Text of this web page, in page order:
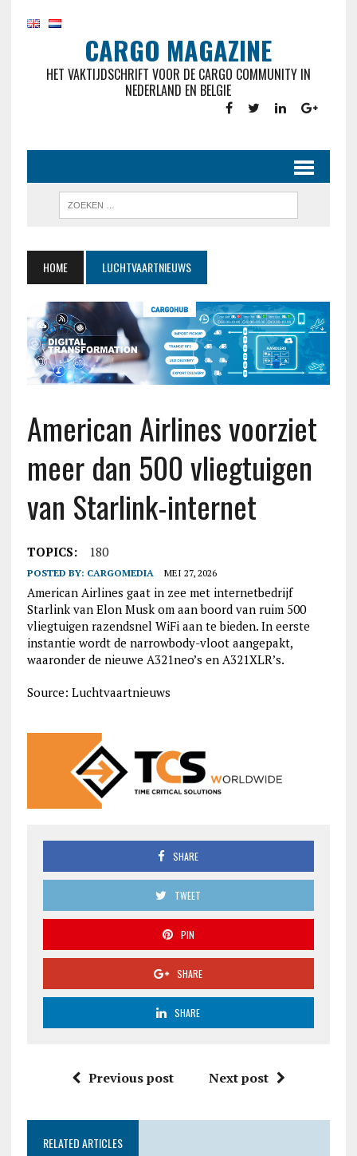
CARGO MAGAZINE
HET VAKTIJDSCHRIFT VOOR DE CARGO COMMUNITY IN
NEDERLAND EN BELGIE
HOME LUCHTVAARTNIEUWS
American Airlines voorziet
meer dan 500 vliegtuigen
van Starlink-internet
TOPICS: 180
POSTED BY: CARGOMEDIA MEI 27, 2026
American Airlines gaat in zee met internetbedrijf
Starlink van Elon Musk om aan boord van ruim 500
vliegtuigen razendsnel WiFi aan te bieden. In eerste
instantie wordt de narrowbody-vloot aangepakt,
waaronder de nieuwe A321neo’s en A321XLR’s.
Source: Luchtvaartnieuws
SHARE
TWEET
PIN
SHARE
SHARE
Previous post Next post
RELATED ARTICLES